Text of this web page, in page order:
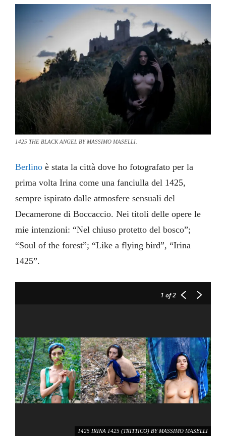
IRYNA IN THE BLACK SEA (2021), DIPINTO DI MASSIMO MASELLI, T. M. SU
CARTA COTONE 87X67CM.
1425 IN FRONT OF THE SEA BY MASSIMO MASELLI
1425 THE BLACK ANGEL BY MASSIMO MASELLI.
Berlino è stata la città dove ho fotografato per la
prima volta Irina come una fanciulla del 1425,
sempre ispirato dalle atmosfere sensuali del
Decamerone di Boccaccio. Nei titoli delle opere le
mie intenzioni: “Nel chiuso protetto del bosco”;
“Soul of the forest”; “Like a flying bird”, “Irina
1425”.
1 of 2
1425 IRINA 1425 (TRITTICO) BY MASSIMO MASELLI